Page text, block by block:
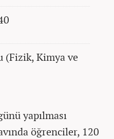
(Fizik, Kimya ve
yapılması
öğrenciler, 120